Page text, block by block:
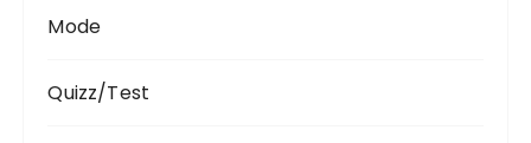
Mode
Quizz/Test